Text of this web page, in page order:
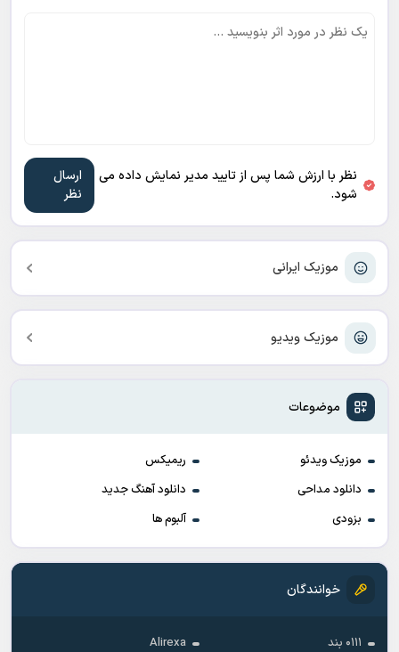
موزیک ایرانی
موزیک ویدیو
موضوعات
موزیک ویدئو
ریمیکس
دانلود مداحی
دانلود آهنگ جدید
بزودی
آلبوم ها
خوانندگان
۰۱۱۱ بند Alirexa
نظر با ارزش شما پس از تایید مدیر نمایش داده می
شود.